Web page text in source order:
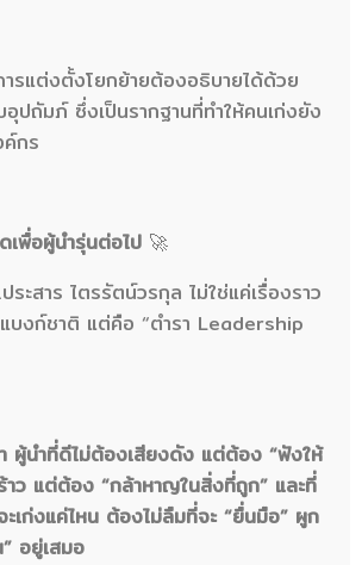
ารแต่งตั้งโยกย้ายต้องอธิบายได้ด้วย
อุปถัมภ์ ซึ่งเป็นรากฐานที่ทำให้คนเก่งยัง
ค์กร
เพื่อผู้นำรุ่นต่อไป 🚀
ะสาร ไตรรัตน์วรกุล ไม่ใช่แค่เรื่องราว
บงก์ชาติ แต่คือ “ตำรา Leadership
า ผู้นำที่ดีไม่ต้องเสียงดัง แต่ต้อง “ฟังให้
าว แต่ต้อง “กล้าหาญในสิ่งที่ถูก” และที่
เก่งแค่ไหน ต้องไม่ลืมที่จะ “ยื่นมือ” ผูก
อยู่เสมอ